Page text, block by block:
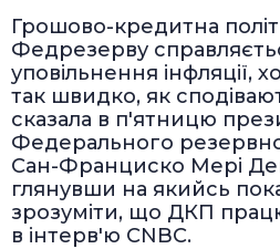
Грошово-кредитна
Федрезерву
уповільнення інфляції,
так швидко, як
сказала в п'ятницю
Федерального
Сан-Франциско Мері
глянувши на якийсь
зрозуміти, що ДКП
в інтерв'ю CNBC.